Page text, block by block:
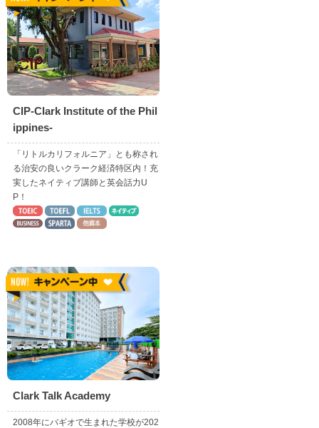
CIP-Clark Institute of the Phil
ippines-
「リトルカリフォルニア」とも称され
る治安の良いクラーク経済特区内！充
実したネイティブ講師と英会話力U
P！
Clark Talk Academy
2008年にバギオで生まれた学校が202